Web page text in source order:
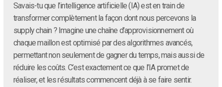
Savais-tu que l’intelligence artificielle (IA) est en train de
transformer complètement la façon dont nous percevons la
supply chain ? Imagine une chaîne d’approvisionnement où
chaque maillon est optimisé par des algorithmes avancés,
permettant non seulement de gagner du temps, mais aussi de
réduire les coûts. C’est exactement ce que l’IA promet de
réaliser, et les résultats commencent déjà à se faire sentir.